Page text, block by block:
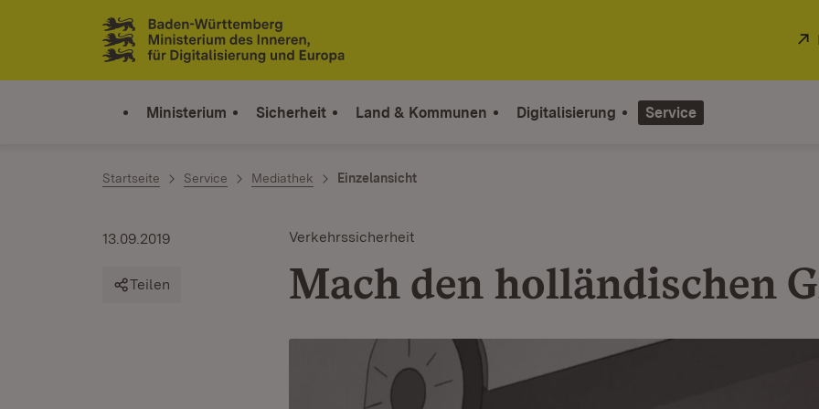
Zum Inhalt springen
Link zur Startseite
Ministerium Sicherheit Land & Kommunen Digitalisierung Service
Startseite Service Mediathek Einzelansicht
Verkehrssicherheit
Mach den holländischen
13.09.2019
Teilen